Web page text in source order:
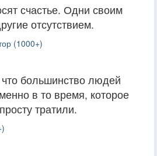
счастье. Одни своим
отсутствием.
(1000+)
большинство людей
в то время, которое
тратили.